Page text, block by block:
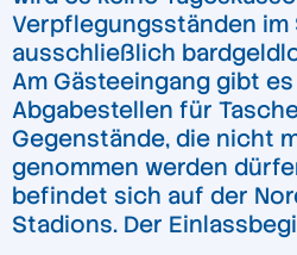
Verpflegungsständen im
ausschließlich
Am Gästeeingang gibt
Abgabestellen für
Gegenstände, die nicht
genommen werden
befindet sich auf der
Stadions. Der